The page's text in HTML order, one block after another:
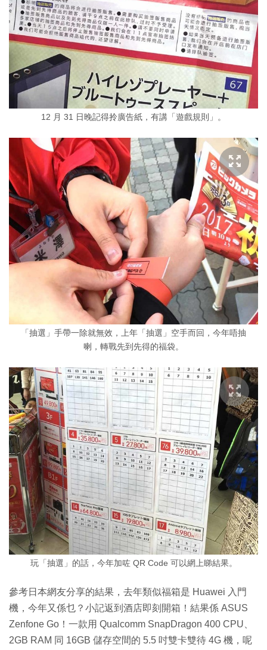
12 月 31 日晚記得拎廣告紙，有講「遊戲規則」。
「抽選」手帶一除就無效，上年「抽選」空手而回，今年唔抽
喇，轉戰先到先得的福袋。
玩「抽選」的話，今年加咗 QR Code 可以網上睇結果。
參考日本網友分享的結果，去年類似福箱是 Huawei 入門
機，今年又係乜？小記返到酒店即刻開箱！結果係 ASUS
Zenfone Go！一款用 Qualcomm SnapDragon 400 CPU、
2GB RAM 同 16GB 儲存空間的 5.5 吋雙卡雙待 4G 機，呢